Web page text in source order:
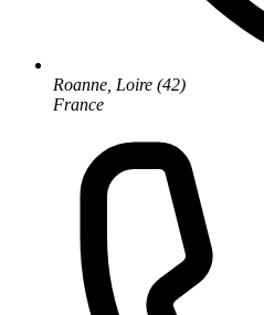
Roanne, Loire (42)
France